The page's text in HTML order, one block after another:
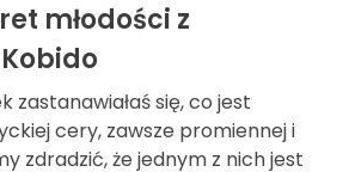
młodości z
zastanawiałaś się, co jest
cery, zawsze promiennej i
zdradzić, że jednym z nich jest